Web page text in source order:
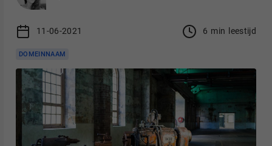
11-06-2021 6 min leestijd
DOMEINNAAM